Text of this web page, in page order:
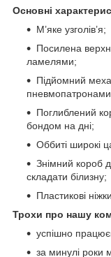
Основні
М’яке узголів’я;
Посилена
ламелями;
Підйомний
Поглиблений
бондом на дні;
Оббиті широкі
Знімний короб
складати білизну;
Пластикові
Трохи про нашу
успішно
за минулі роки